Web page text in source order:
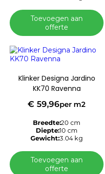
Toevoegen aan
offerte
Klinker Designa Jardino
KK70 Ravenna
€ 59,96per m2
Breedte:20 cm
Diepte:10 cm
Gewicht:3.04 kg
Toevoegen aan
offerte